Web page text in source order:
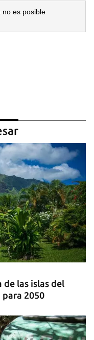
no es posible
de las islas del
2050